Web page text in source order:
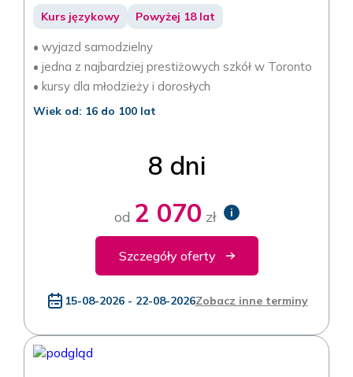
Kurs językowy Powyżej 18 lat
• wyjazd samodzielny
• jedna z najbardziej prestiżowych szkół w Toronto
• kursy dla młodzieży i dorosłych
Wiek od: 16 do 100 lat
8 dni
od 2 070 zł i
Szczegóły oferty
15-08-2026 - 22-08-2026Zobacz inne terminy